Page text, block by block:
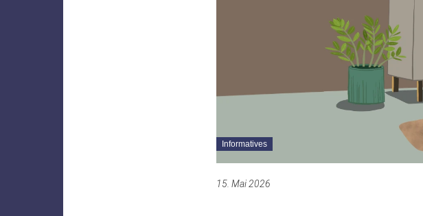
Informatives
15. Mai 2026